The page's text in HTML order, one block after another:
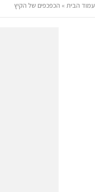
עמוד הבית » הכפכפים של הקיץ